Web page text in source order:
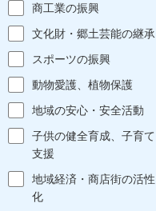
商工業の振興
文化財・郷土芸能の継承
スポーツの振興
動物愛護、植物保護
地域の安心・安全活動
子供の健全育成、子育て
支援
地域経済・商店街の活性
化